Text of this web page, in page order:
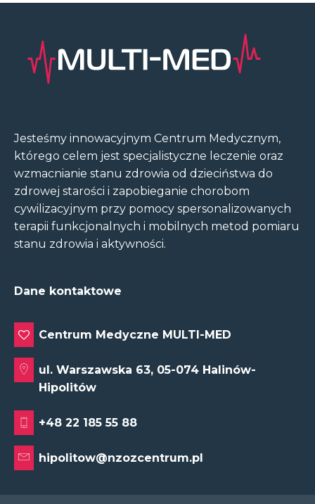
Jesteśmy innowacyjnym Centrum Medycznym,
którego celem jest specjalistyczne leczenie oraz
wzmacnianie stanu zdrowia od dzieciństwa do
zdrowej starości i zapobieganie chorobom
cywilizacyjnym przy pomocy spersonalizowanych
terapii funkcjonalnych i mobilnych metod pomiaru
stanu zdrowia i aktywności.
Dane kontaktowe
Centrum Medyczne MULTI-MED
ul. Warszawska 63, 05-074 Halinów-
Hipolitów
+48 22 185 55 88
hipolitow@nzozcentrum.pl